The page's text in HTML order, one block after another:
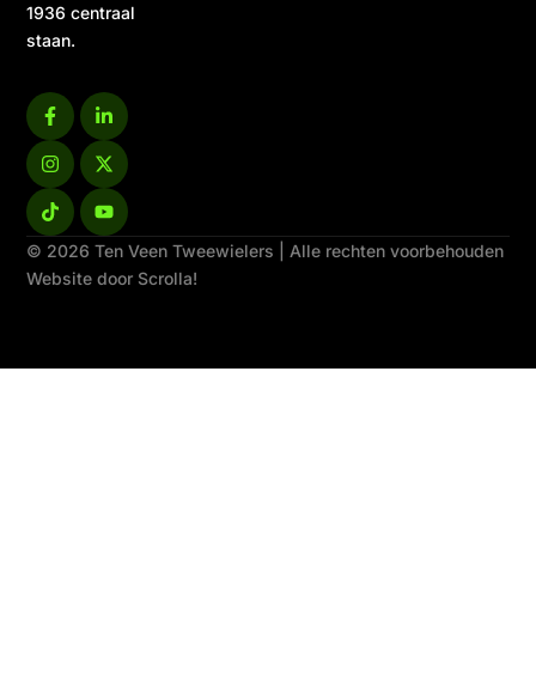
1936 centraal
staan.
© 2026 Ten Veen Tweewielers | Alle rechten voorbehouden
Website door Scrolla!